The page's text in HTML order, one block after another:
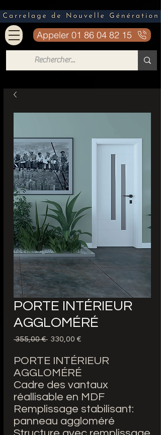
Appeler 01 86 04 82 15
PORTE INTÉRIEUR
AGGLOMÉRÉ
355,00 € Precio
330,00 €
PORTE INTÉRIEUR
AGGLOMÉRÉ
Cadre des vantaux
réallisable en MDF
Remplissage stabilisant:
panneau aggloméré